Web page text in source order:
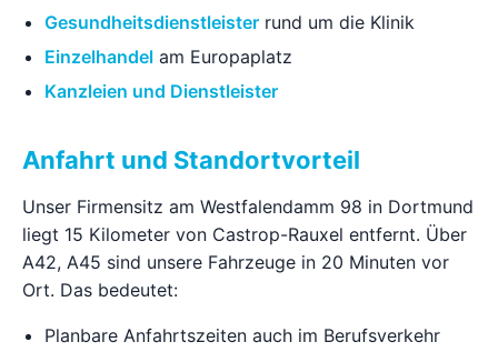
Gesundheitsdienstleister rund um die Klinik
Einzelhandel am Europaplatz
Kanzleien und Dienstleister
Anfahrt und Standortvorteil
Unser Firmensitz am Westfalendamm 98 in Dortmund
liegt 15 Kilometer von Castrop-Rauxel entfernt. Über
A42, A45 sind unsere Fahrzeuge in 20 Minuten vor
Ort. Das bedeutet:
Planbare Anfahrtszeiten auch im Berufsverkehr